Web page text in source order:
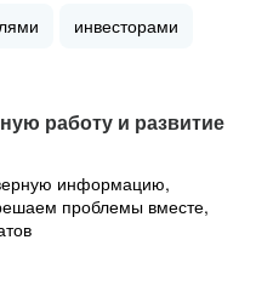
инвесторами
работу и развитие
информацию,
проблемы вместе,